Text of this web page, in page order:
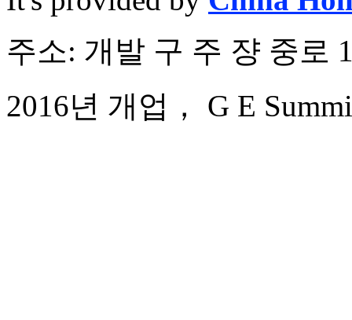
주소: 개발 구 주 쟝 중로
2016년 개업， G E